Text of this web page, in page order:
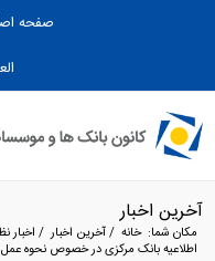
صفحه
آخرین اخبار
مکان شما: خانه /آخرین اخبار / اخبار
اطلاعیه بانک مرکزی در خصوص نحوه عمل